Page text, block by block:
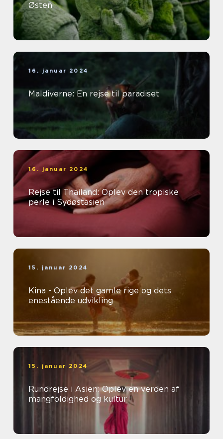
Østen
16. januar 2024
Maldiverne: En rejse til paradiset
16. januar 2024
Rejse til Thailand: Oplev den tropiske
perle i Sydøstasien
15. januar 2024
Kina - Oplev det gamle rige og dets
enestående udvikling
15. januar 2024
Rundrejse i Asien: Oplev en verden af
mangfoldighed og kultur